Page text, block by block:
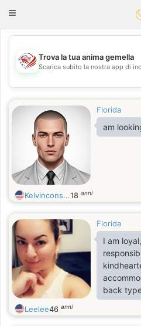
States
Toggle
💖
Trova la tua anima gemella
Scarica subito la nostra app di
Florida
am
Kelvincons...18 anni
Florida
I am
back
people
Leelee46 anni